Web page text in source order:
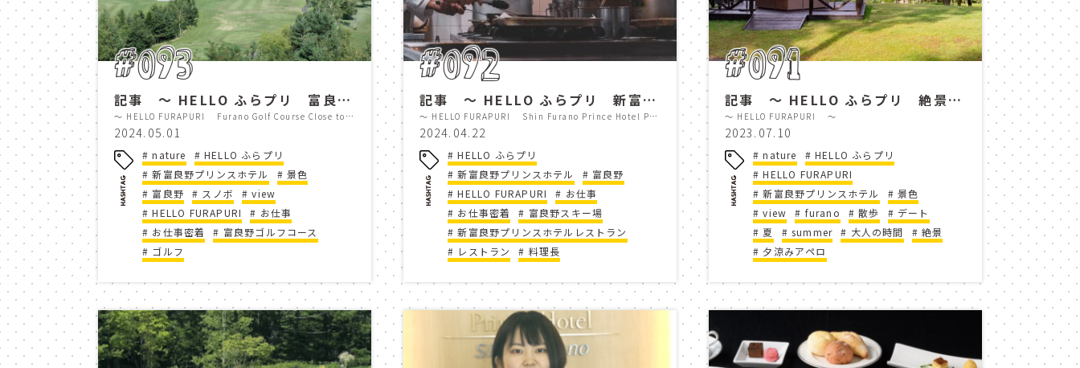
HELLO ふらプリ HELLO FURAPURI ガーデナー 富良野 春 風景 ドライブ
furano spring scene photo 北海道 桜 畑 農作業
散策 ライトアップ コロナに負けるな shin furano prince hotel covid-19
guest room illuminated ゴルフコース
golf course palmer course メッセージ プリンスグランドリゾート富良野
prince grand resorts furano 今、私たちができること 料理 オムライス
omelet rice アトラクション 敷地内 遊び
スリル attraction onsite play children thrill アトラクション
アクティビティー thrill スリル 夏 アクティビティ 観光 4K summer
#093
記事 ～ HELLO ふらプリ 富良野ゴルフコース スタッフに密着 Professional Works #5 ～
～ HELLO FURAPURI Furano Golf Course Close to Staff Professional Works #5 ～
2024.05.01
nature
HELLO ふらプリ
新富良野プリンスホテル
景色
富良野
スノボ
view
HELLO FURAPURI
お仕事
お仕事密着
富良野ゴルフコース
ゴルフ
#092
記事 ～ HELLO ふらプリ 新富良野プリンスホテル 料理長に密着 Professional Works ～
～ HELLO FURAPURI Shin Furano Prince Hotel Professional Works -the Coverage of the Head Chef～
2024.04.22
HELLO ふらプリ
新富良野プリンスホテル
富良野
HELLO FURAPURI
お仕事
お仕事密着
富良野スキー場
新富良野プリンスホテルレストラン
レストラン
料理長
#091
記事 ～ HELLO ふらプリ 絶景夕涼みアペロ ～
～ HELLO FURAPURI ～
2023.07.10
nature
HELLO ふらプリ
HELLO FURAPURI
新富良野プリンスホテル
景色
view
furano 散歩
デート
夏
summer 大人の時間
絶景
夕涼みアペロ